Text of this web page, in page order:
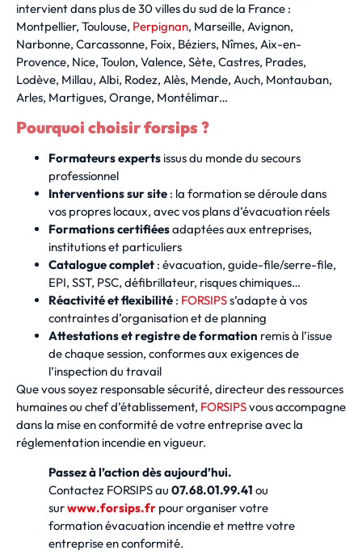
intervient dans plus de 30 villes du sud de la France :
Montpellier, Toulouse, Perpignan, Marseille, Avignon,
Narbonne, Carcassonne, Foix, Béziers, Nîmes, Aix-en-
Provence, Nice, Toulon, Valence, Sète, Castres, Prades,
Lodève, Millau, Albi, Rodez, Alès, Mende, Auch, Montauban,
Arles, Martigues, Orange, Montélimar…
Pourquoi choisir forsips ?
Formateurs experts issus du monde du secours
professionnel
Interventions sur site : la formation se déroule dans
vos propres locaux, avec vos plans d’évacuation réels
Formations certifiéesadaptées aux entreprises,
institutions et particuliers
Catalogue complet : évacuation, guide-file/serre-file,
EPI, SST, PSC, défibrillateur, risques chimiques…
Réactivité et flexibilité : FORSIPSs’adapte à vos
contraintes d’organisation et de planning
Attestations et registre de formation remis à l’issue
de chaque session, conformes aux exigences de
l’inspection du travail
Que vous soyez responsable sécurité, directeur des ressources
humaines ou chef d’établissement, FORSIPSvous accompagne
dans la mise en conformité de votre entreprise avec la
réglementation incendie en vigueur.
Passez à l’action dès aujourd’hui.
Contactez FORSIPS au 07.68.01.99.41 ou
surwww.forsips.fr pour organiser votre
formation évacuation incendie et mettre votre
entreprise en conformité.